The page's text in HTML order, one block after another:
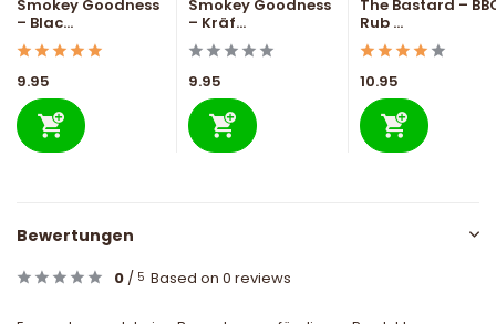
Smokey Goodness
– Blac...
9.95
Smokey Goodness
– Kräf...
9.95
The Bastard –
Rub ...
10.95
Bewertungen
0 / 5 Based on 0 reviews